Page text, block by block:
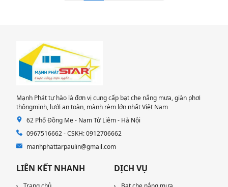
Mạnh Phát tự hào là đơn vị cung cấp bạt che nắng mưa, giàn phơi
thôngminh, lưới an toàn, mành rèm lớn nhất Việt Nam
62 Phố Đồng Me - Nam Từ Liêm - Hà Nội
0967516662 - CSKH: 0912706662
manhphattarpaulin@gmail.com
LIÊN KẾT NHANH DỊCH VỤ